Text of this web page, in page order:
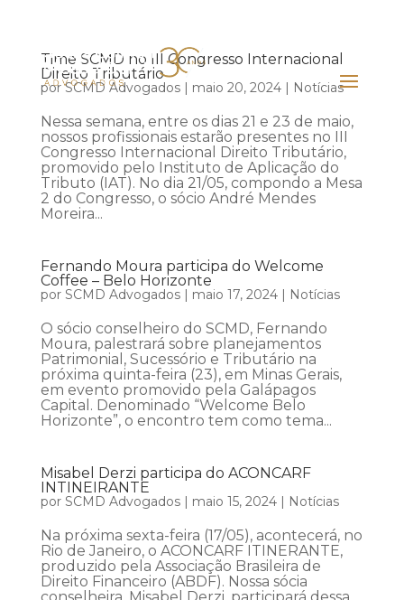
Time SCMD no III Congresso Internacional
Direito Tributário
porSCMD Advogados| maio 20, 2024| Notícias
Nessa semana, entre os dias 21 e 23 de maio,
nossos profissionais estarão presentes no III
Congresso Internacional Direito Tributário,
promovido pelo Instituto de Aplicação do
Tributo (IAT). No dia 21/05, compondo a Mesa
2 do Congresso, o sócio André Mendes
Moreira...
Fernando Moura participa do Welcome
Coffee – Belo Horizonte
por SCMD Advogados| maio 17, 2024| Notícias
O sócio conselheiro do SCMD, Fernando
Moura, palestrará sobre planejamentos
Patrimonial, Sucessório e Tributário na
próxima quinta-feira (23), em Minas Gerais,
em evento promovido pela Galápagos
Capital. Denominado “Welcome Belo
Horizonte”, o encontro tem como tema...
Misabel Derzi participa do ACONCARF
INTINEIRANTE
por SCMD Advogados| maio 15, 2024| Notícias
Na próxima sexta-feira (17/05), acontecerá, no
Rio de Janeiro, o ACONCARF ITINERANTE,
produzido pela Associação Brasileira de
Direito Financeiro (ABDF). Nossa sócia